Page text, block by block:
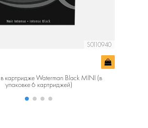
S0110940
картридже Waterman Black MINI (в
упаковке 6 картриджей)